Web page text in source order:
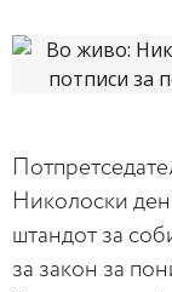
Николоски
штандот за
за закон за